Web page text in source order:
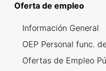
Oferta de empleo
Información General
OEP Personal func.
Ofertas de Empleo